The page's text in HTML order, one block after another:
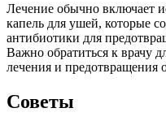
Лечение обычно включает
капель для ушей, которые
антибиотики для
Важно обратиться к врачу
лечения и предотвращения
Советы